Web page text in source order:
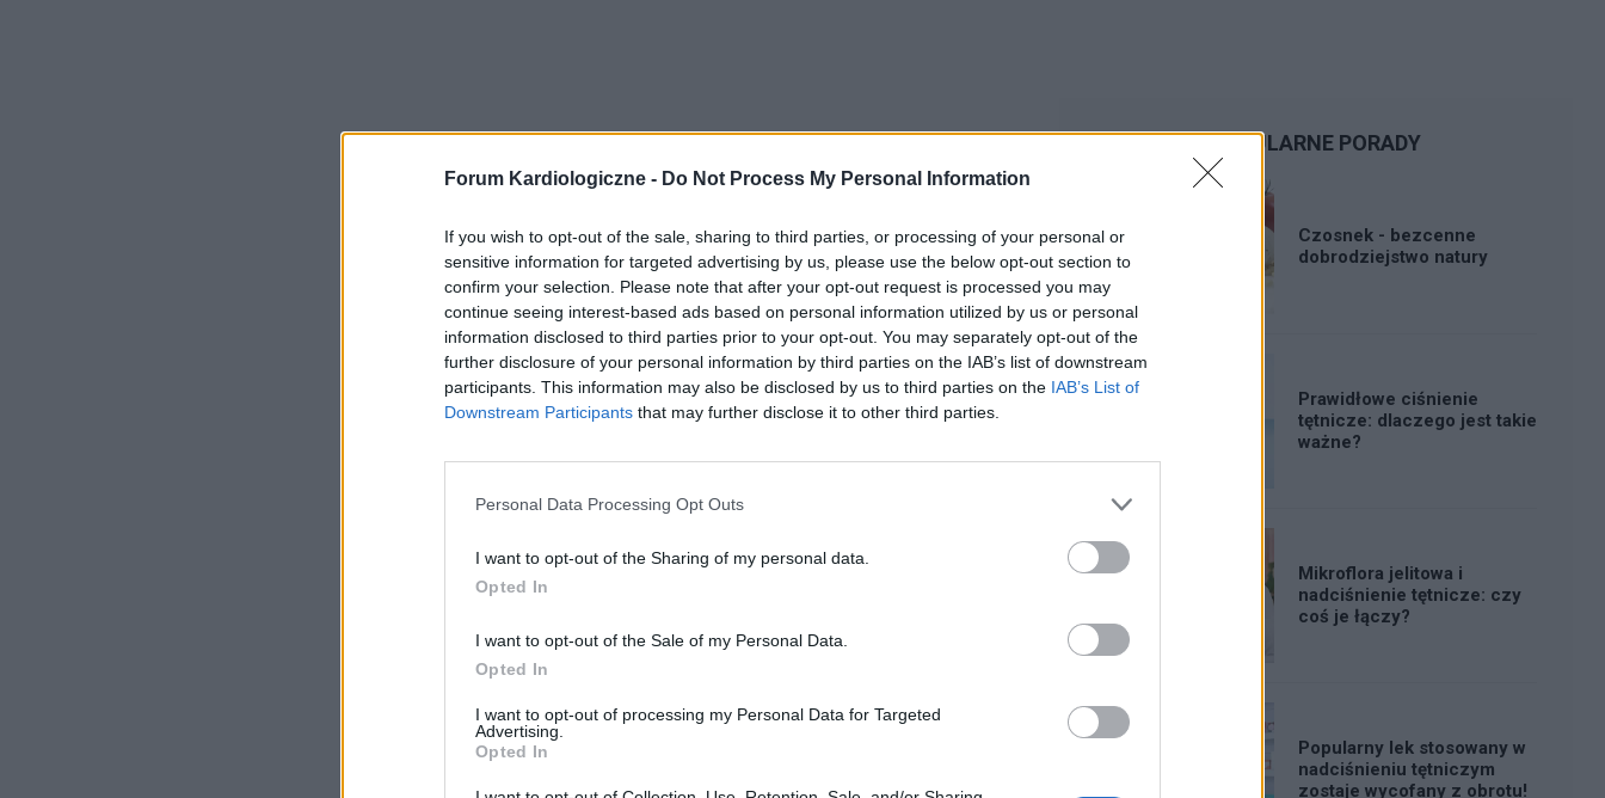
Forum Kardiologiczne - Do Not Process My Personal Information
If you wish to opt-out of the sale, sharing to third parties, or processing of your personal or
sensitive information for targeted advertising by us, please use the below opt-out section to
confirm your selection. Please note that after your opt-out request is processed you may
continue seeing interest-based ads based on personal information utilized by us or personal
information disclosed to third parties prior to your opt-out. You may separately opt-out of the
further disclosure of your personal information by third parties on the IAB’s list of downstream
participants. This information may also be disclosed by us to third parties on the IAB’s List of
Downstream Participants that may further disclose it to other third parties.
Personal Data Processing Opt Outs
I want to opt-out of the Sharing of my personal data.
Opted In
I want to opt-out of the Sale of my Personal Data.
Opted In
I want to opt-out of processing my Personal Data for Targeted
Advertising.
Opted In
POPULARNE PORADY
Czosnek - bezcenne
dobrodziejstwo natury
Prawidłowe ciśnienie
tętnicze: dlaczego jest takie
ważne?
Mikroflora jelitowa i
nadciśnienie tętnicze: czy
coś je łączy?
Popularny lek stosowany w
nadciśnieniu tętniczym
zostaje wycofany z obrotu!